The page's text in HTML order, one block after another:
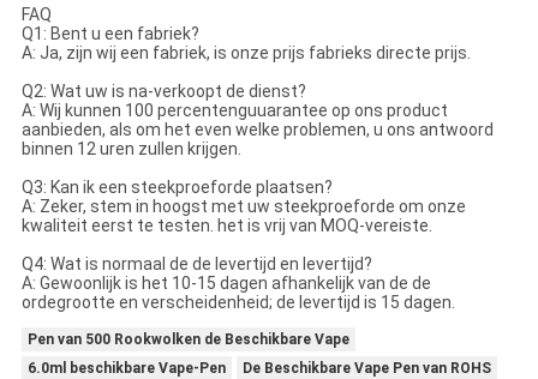
FAQ
Q1: Bent u een fabriek?
A: Ja, zijn wij een fabriek, is onze prijs fabrieks directe prijs.
Q2: Wat uw is na-verkoopt de dienst?
A: Wij kunnen 100 percentenguuarantee op ons product
aanbieden, als om het even welke problemen, u ons antwoord
binnen 12 uren zullen krijgen.
Q3: Kan ik een steekproeforde plaatsen?
A: Zeker, stem in hoogst met uw steekproeforde om onze
kwaliteit eerst te testen. het is vrij van MOQ-vereiste.
Q4: Wat is normaal de de levertijd en levertijd?
A: Gewoonlijk is het 10-15 dagen afhankelijk van de de
ordegrootte en verscheidenheid; de levertijd is 15 dagen.
Pen van 500 Rookwolken de Beschikbare Vape
6.0ml beschikbare Vape-Pen
De Beschikbare Vape Pen van ROHS